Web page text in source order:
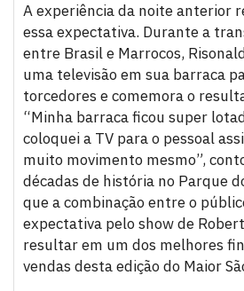
A experiência da noite anterior
essa expectativa. Durante a
entre Brasil e Marrocos,
uma televisão em sua barraca
torcedores e comemora o
“Minha barraca ficou super
coloquei a TV para o pessoal
muito movimento mesmo”,
décadas de história no Parque
que a combinação entre o
expectativa pelo show de
resultar em um dos melhores
vendas desta edição do Maior